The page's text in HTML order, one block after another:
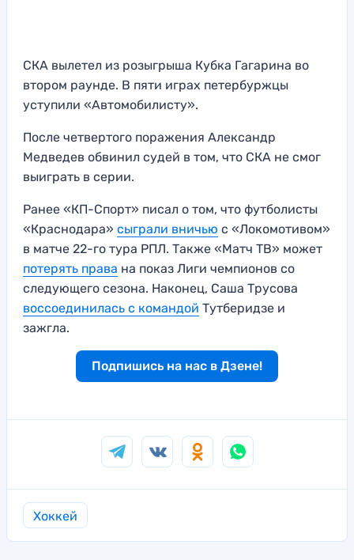
СКА вылетел из розыгрыша Кубка Гагарина во
втором раунде. В пяти играх петербуржцы
уступили «Автомобилисту».
После четвертого поражения Александр
Медведев обвинил судей в том, что СКА не смог
выиграть в серии.
Ранее «КП-Спорт» писал о том, что футболисты
«Краснодара» сыграли вничью с «Локомотивом»
в матче 22-го тура РПЛ. Также «Матч ТВ» может
потерять права на показ Лиги чемпионов со
следующего сезона. Наконец, Саша Трусова
воссоединилась с командой Тутберидзе и
зажгла.
Подпишись на нас в Дзене!
Хоккей